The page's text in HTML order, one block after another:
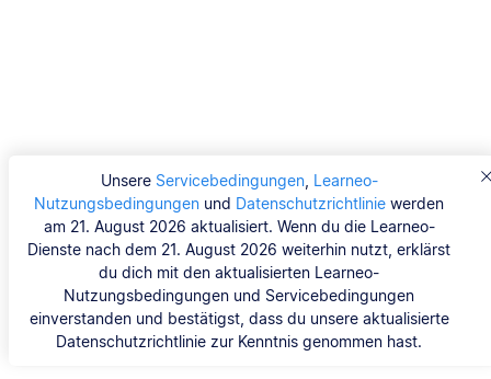
Unsere Servicebedingungen, Learneo-
Nutzungsbedingungen und Datenschutzrichtlinie werden
am 21. August 2026 aktualisiert. Wenn du die Learneo-
Dienste nach dem 21. August 2026 weiterhin nutzt, erklärst
du dich mit den aktualisierten Learneo-
Nutzungsbedingungen und Servicebedingungen
einverstanden und bestätigst, dass du unsere aktualisierte
Datenschutzrichtlinie zur Kenntnis genommen hast.